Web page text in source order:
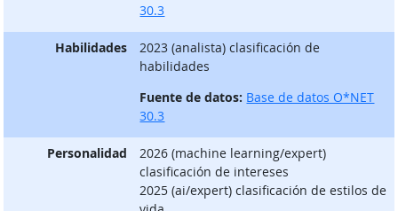
30.3
Habilidades
2023 (analista) clasificación de
habilidades
Fuente de datos: Base de datos O*NET
30.3
Personalidad
2026 (machine learning/expert)
clasificación de intereses
2025 (ai/expert) clasificación de estilos de